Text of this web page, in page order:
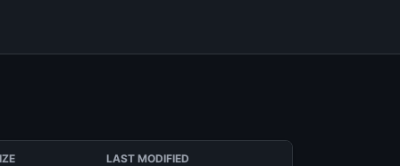
LAST MODIFIED